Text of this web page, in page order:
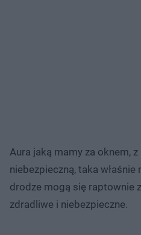
Aura jaką mamy za oknem,
niebezpieczną, taka właśnie
drodze mogą się raptownie
zdradliwe i niebezpieczne.